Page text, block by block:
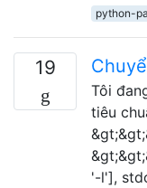
python-
19
Tôi
tiêu
'-l'],